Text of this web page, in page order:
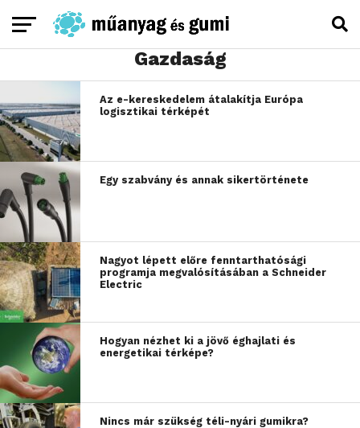
Gazdaság
Az e-kereskedelem átalakítja Európa
logisztikai térképét
Egy szabvány és annak sikertörténete
Nagyot lépett előre fenntarthatósági
programja megvalósításában a Schneider
Electric
Hogyan nézhet ki a jövő éghajlati és
energetikai térképe?
Nincs már szükség téli-nyári gumikra?